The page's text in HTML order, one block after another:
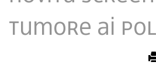
TUMORE AI